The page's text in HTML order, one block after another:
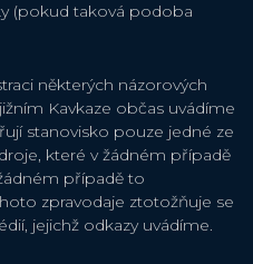
(pokud taková podoba
některých názorových
Kavkaze občas uvádíme
stanovisko pouze jedné ze
které v žádném případě
případě to
zpravodaje ztotožňuje se
jejichž odkazy uvádíme.